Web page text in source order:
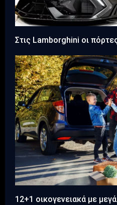
Στις Lamborghini οι
12+1 οικογενειακά με